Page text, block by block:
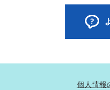
個人情報